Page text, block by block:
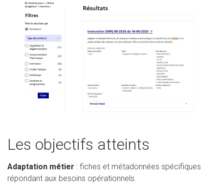
Les objectifs atteints
Adaptation métier : fiches et métadonnées spécifiques
répondant aux besoins opérationnels.